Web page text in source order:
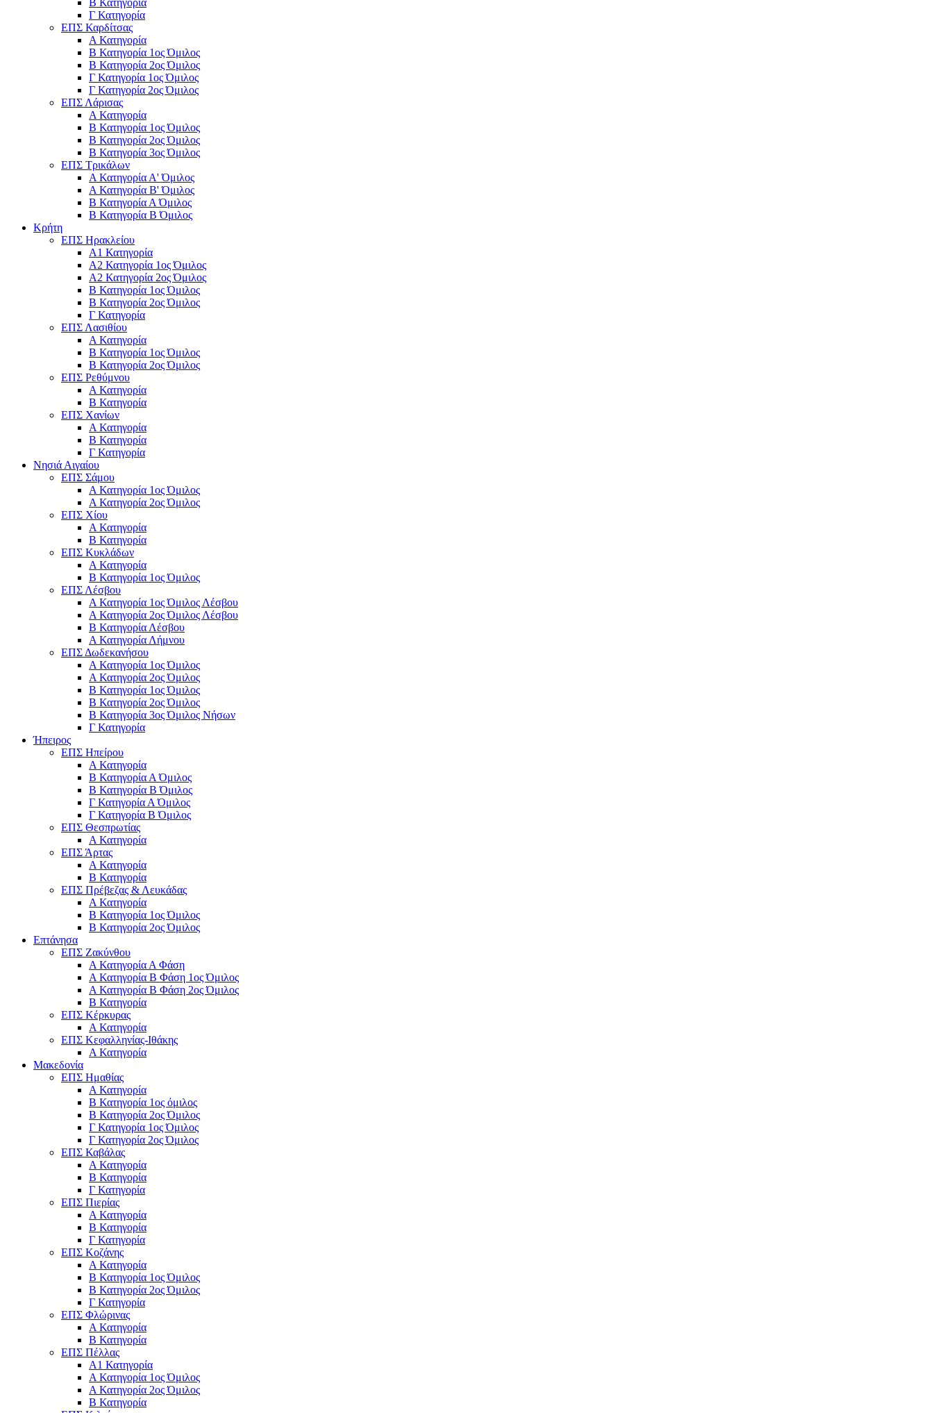
Β Κατηγορία
Γ Κατηγορία
ΕΠΣ Καρδίτσας
Α Κατηγορία
Β Κατηγορία 1ος Όμιλος
Β Κατηγορία 2ος Όμιλος
Γ Κατηγορία 1ος Όμιλος
Γ Κατηγορία 2ος Όμιλος
ΕΠΣ Λάρισας
Α Κατηγορία
Β Κατηγορία 1ος Όμιλος
Β Κατηγορία 2ος Όμιλος
Β Κατηγορία 3ος Όμιλος
ΕΠΣ Τρικάλων
Α Κατηγορία Α' Όμιλος
Α Κατηγορία Β' Όμιλος
Β Κατηγορία Α Όμιλος
Β Κατηγορία Β Όμιλος
Κρήτη
ΕΠΣ Ηρακλείου
Α1 Κατηγορία
Α2 Κατηγορία 1ος Όμιλος
Α2 Κατηγορία 2ος Όμιλος
Β Κατηγορία 1ος Όμιλος
Β Κατηγορία 2ος Όμιλος
Γ Κατηγορία
ΕΠΣ Λασιθίου
Α Κατηγορία
Β Κατηγορία 1ος Όμιλος
Β Κατηγορία 2ος Όμιλος
ΕΠΣ Ρεθύμνου
Α Κατηγορία
Β Κατηγορία
ΕΠΣ Χανίων
Α Κατηγορία
Β Κατηγορία
Γ Κατηγορία
Νησιά Αιγαίου
ΕΠΣ Σάμου
Α Κατηγορία 1ος Όμιλος
Α Κατηγορία 2ος Όμιλος
ΕΠΣ Χίου
Α Κατηγορία
Β Κατηγορία
ΕΠΣ Κυκλάδων
Α Κατηγορία
Β Κατηγορία 1ος Όμιλος
ΕΠΣ Λέσβου
Α Κατηγορία 1ος Όμιλος Λέσβου
Α Κατηγορία 2ος Όμιλος Λέσβου
B Κατηγορία Λέσβου
Α Κατηγορία Λήμνου
ΕΠΣ Δωδεκανήσου
Α Κατηγορία 1ος Όμιλος
Α Κατηγορία 2ος Όμιλος
Β Κατηγορία 1ος Όμιλος
Β Κατηγορία 2ος Όμιλος
Β Κατηγορία 3ος Όμιλος Νήσων
Γ Κατηγορία
Ήπειρος
ΕΠΣ Ηπείρου
Α Κατηγορία
Β Κατηγορία Α Όμιλος
Β Κατηγορία Β Όμιλος
Γ Κατηγορία Α Όμιλος
Γ Κατηγορία Β Όμιλος
ΕΠΣ Θεσπρωτίας
Α Κατηγορία
ΕΠΣ Άρτας
Α Κατηγορία
Β Κατηγορία
ΕΠΣ Πρέβεζας & Λευκάδας
Α Κατηγορία
Β Κατηγορία 1ος Όμιλος
Β Κατηγορία 2ος Όμιλος
Επτάνησα
ΕΠΣ Ζακύνθου
Α Κατηγορία Α Φάση
Α Κατηγορία Β Φάση 1ος Όμιλος
Α Κατηγορία Β Φάση 2ος Όμιλος
Β Κατηγορία
ΕΠΣ Κέρκυρας
A Κατηγορία
ΕΠΣ Κεφαλληνίας-Ιθάκης
Α Κατηγορία
Μακεδονία
ΕΠΣ Ημαθίας
Α Κατηγορία
Β Κατηγορία 1ος όμιλος
Β Κατηγορία 2ος Όμιλος
Γ Κατηγορία 1ος Όμιλος
Γ Κατηγορία 2ος Όμιλος
ΕΠΣ Καβάλας
Α Κατηγορία
Β Κατηγορία
Γ Κατηγορία
ΕΠΣ Πιερίας
Α Κατηγορία
Β Κατηγορία
Γ Κατηγορία
ΕΠΣ Κοζάνης
Α Κατηγορία
Β Κατηγορία 1ος Όμιλος
Β Κατηγορία 2ος Όμιλος
Γ Κατηγορία
ΕΠΣ Φλώρινας
Α Κατηγορία
Β Κατηγορία
ΕΠΣ Πέλλας
Α1 Κατηγορία
Α Κατηγορία 1ος Όμιλος
Α Κατηγορία 2ος Όμιλος
Β Κατηγορία